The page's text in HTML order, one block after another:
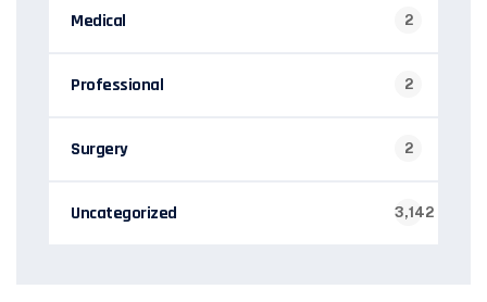
Medical 2
Professional 2
Surgery 2
Uncategorized 3,142